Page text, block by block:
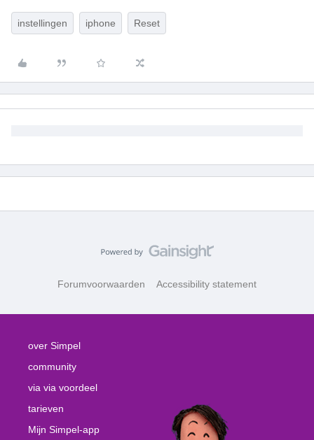
instellingen iphone Reset
Forumvoorwaarden Accessibility statement
over Simpel
community
via via voordeel
tarieven
Mijn Simpel-app